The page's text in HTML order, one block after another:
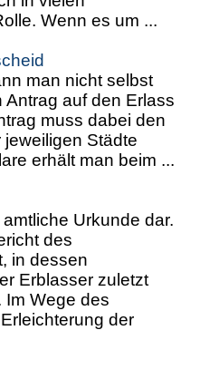
Wenn es um ...
man nicht selbst
auf den Erlass
muss dabei den
Städte
erhält man beim ...
Urkunde dar.
des
in dessen
Erblasser zuletzt
Im Wege des
der